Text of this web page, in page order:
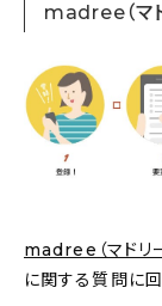
ギフト
キッズ
会社概要
madree（マ
madree（マドリー
に関する質問に